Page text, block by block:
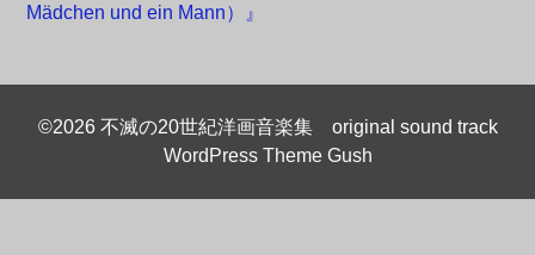
Mädchen und ein Mann）』
©2026 不滅の20世紀洋画音楽集 original sound track
WordPress Theme Gush